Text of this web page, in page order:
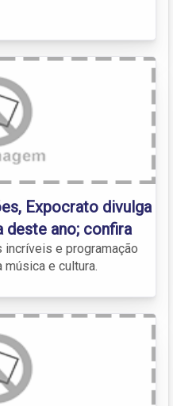
Expocrato divulga
ano; confira
e programação
e cultura.